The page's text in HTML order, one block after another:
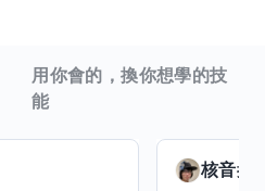
用你會的，換你想學的技
能
核音擅